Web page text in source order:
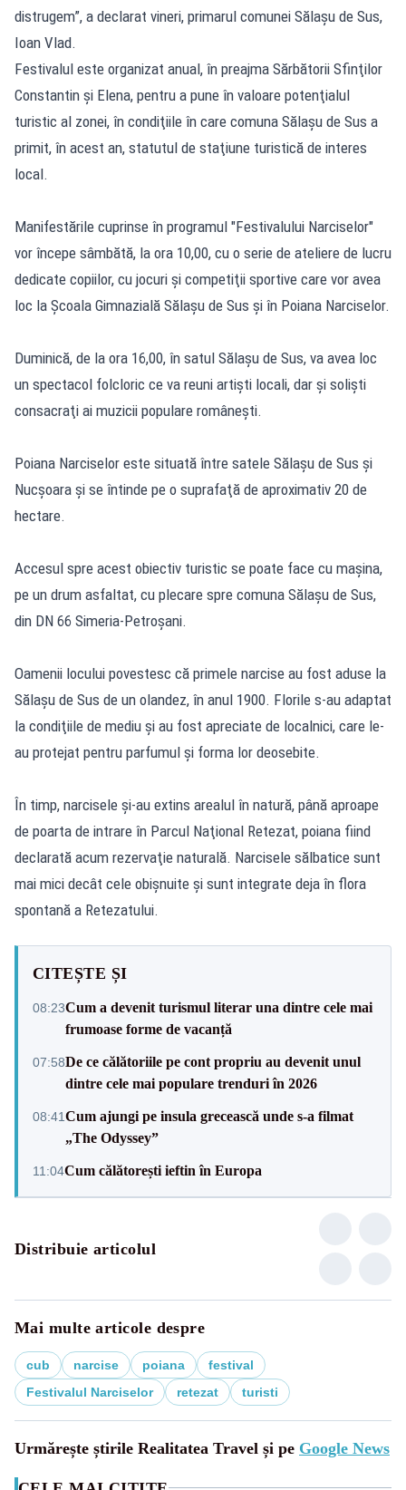
distrugem”, a declarat vineri, primarul comunei Sălaşu de Sus,
Ioan Vlad.
Festivalul este organizat anual, în preajma Sărbătorii Sfinţilor
Constantin şi Elena, pentru a pune în valoare potenţialul
turistic al zonei, în condiţiile în care comuna Sălaşu de Sus a
primit, în acest an, statutul de staţiune turistică de interes
local.
Manifestările cuprinse în programul "Festivalului Narciselor"
vor începe sâmbătă, la ora 10,00, cu o serie de ateliere de lucru
dedicate copiilor, cu jocuri şi competiţii sportive care vor avea
loc la Şcoala Gimnazială Sălaşu de Sus şi în Poiana Narciselor.
Duminică, de la ora 16,00, în satul Sălaşu de Sus, va avea loc
un spectacol folcloric ce va reuni artişti locali, dar şi solişti
consacraţi ai muzicii populare româneşti.
Poiana Narciselor este situată între satele Sălaşu de Sus şi
Nucşoara şi se întinde pe o suprafaţă de aproximativ 20 de
hectare.
Accesul spre acest obiectiv turistic se poate face cu maşina,
pe un drum asfaltat, cu plecare spre comuna Sălaşu de Sus,
din DN 66 Simeria-Petroşani.
Oamenii locului povestesc că primele narcise au fost aduse la
Sălaşu de Sus de un olandez, în anul 1900. Florile s-au adaptat
la condiţiile de mediu şi au fost apreciate de localnici, care le-
au protejat pentru parfumul şi forma lor deosebite.
În timp, narcisele şi-au extins arealul în natură, până aproape
de poarta de intrare în Parcul Naţional Retezat, poiana fiind
declarată acum rezervaţie naturală. Narcisele sălbatice sunt
mai mici decât cele obişnuite şi sunt integrate deja în flora
spontană a Retezatului.
CITEȘTE ȘI
08:23Cum a devenit turismul literar una dintre cele mai
frumoase forme de vacanță
07:58De ce călătoriile pe cont propriu au devenit unul
dintre cele mai populare trenduri în 2026
08:41Cum ajungi pe insula grecească unde s-a filmat
„The Odyssey”
11:04Cum călătorești ieftin în Europa
Distribuie articolul
Mai multe articole despre
cub narcise poiana
festival
Festivalul Narciselor
retezat turisti
Urmărește știrile Realitatea Travel și pe Google News